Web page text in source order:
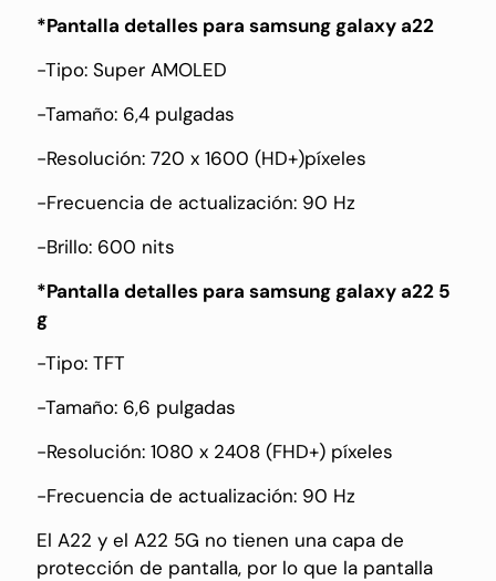
*Pantalla detalles para samsung galaxy a22
-Tipo: Super AMOLED
-Tamaño: 6,4 pulgadas
-Resolución: 720 x 1600 (HD+)píxeles
-Frecuencia de actualización: 90 Hz
-Brillo: 600 nits
*Pantalla detalles para samsung galaxy a22 5
g
-Tipo: TFT
-Tamaño: 6,6 pulgadas
-Resolución: 1080 x 2408 (FHD+) píxeles
-Frecuencia de actualización: 90 Hz
El A22 y el A22 5G no tienen una capa de
protección de pantalla, por lo que la pantalla